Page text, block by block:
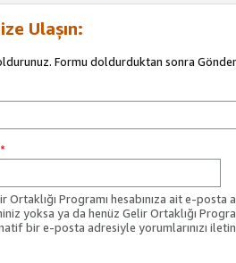
Ulaşın:
Formu doldurduktan sonra Gönder
*
Programı hesabınıza ait e-posta
yoksa ya da henüz Gelir Ortaklığı
bir e-posta adresiyle yorumlarınızı